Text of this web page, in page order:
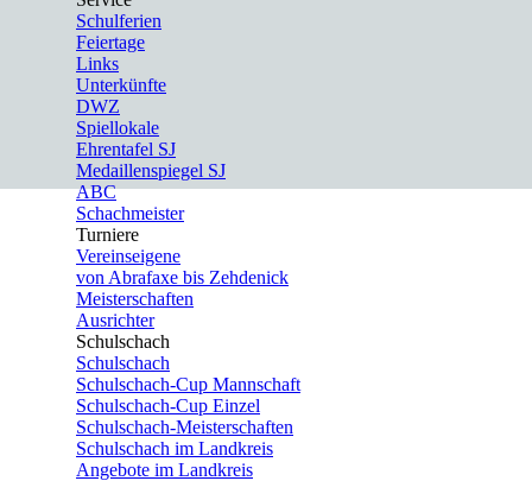
Schulferien
Feiertage
Links
Unterkünfte
DWZ
Spiellokale
Ehrentafel SJ
Medaillenspiegel SJ
ABC
Schachmeister
Turniere
Vereinseigene
von Abrafaxe bis Zehdenick
Meisterschaften
Ausrichter
Schulschach
Schulschach
Schulschach-Cup Mannschaft
Schulschach-Cup Einzel
Schulschach-Meisterschaften
Schulschach im Landkreis
Angebote im Landkreis